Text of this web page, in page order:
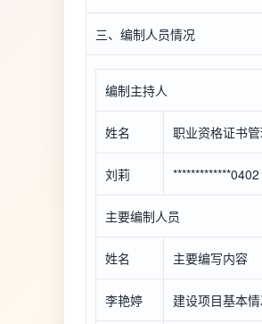
三、编制人员情况
编制主持人
姓名 职业资格证书
刘莉 *************0402
主要编制人员
姓名 主要编写内容
李艳婷 建设项目基本